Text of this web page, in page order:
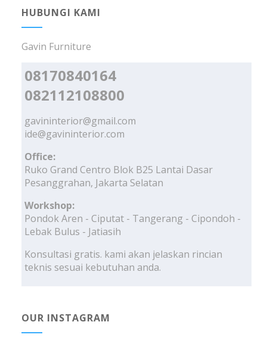
HUBUNGI KAMI
Gavin Furniture
08170840164
082112108800
gavininterior@gmail.com
ide@gavininterior.com
Office:
Ruko Grand Centro Blok B25 Lantai Dasar
Pesanggrahan, Jakarta Selatan
Workshop:
Pondok Aren - Ciputat - Tangerang - Cipondoh -
Lebak Bulus - Jatiasih
Konsultasi gratis. kami akan jelaskan rincian
teknis sesuai kebutuhan anda.
OUR INSTAGRAM